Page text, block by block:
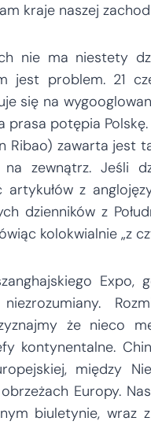
kraje naszej
nie ma niestety
jest problem. 21
się na
prasa potępia
Ribao) zawarta jest
na zewnątrz. Jeśli
z
dzienników z
kolokwialnie „z
Expo,
że nieco
kontynentalne.
między
Europy.
biuletynie, wraz